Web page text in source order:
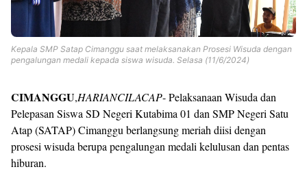
Kepala SMP Satap Cimanggu saat melaksanakan Prosesi Wisuda dengan
pengalungan medali kepada siswa wisuda. Selasa (11/6/2024)
CIMANGGU,HARIANCILACAP- Pelaksanaan Wisuda dan
Pelepasan Siswa SD Negeri Kutabima 01 dan SMP Negeri Satu
Atap (SATAP) Cimanggu berlangsung meriah diisi dengan
prosesi wisuda berupa pengalungan medali kelulusan dan pentas
hiburan.